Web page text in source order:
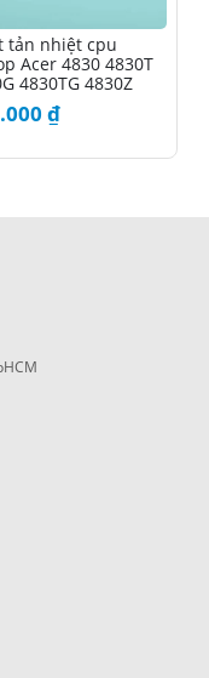
tản nhiệt cpu
Acer 4830 4830T
4830TG 4830Z
₫